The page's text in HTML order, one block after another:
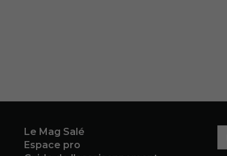
Le Mag Salé
Espace pro